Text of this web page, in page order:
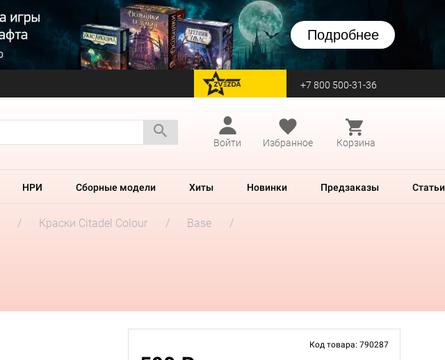
Подробнее
перейти на Zvezda +7 800 500-31-36
Войти
Избранное Корзина
НРИ Сборные модели Хиты Новинки Предзаказы Статьи
Краски Citadel Colour
Base
Код товара: 790287